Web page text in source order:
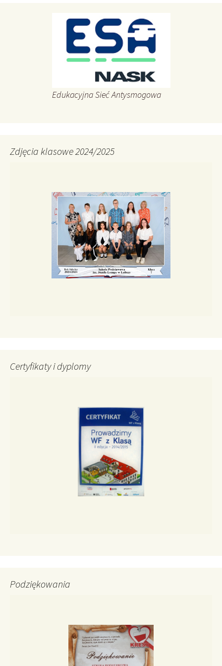
Edukacyjna Sieć Antysmogowa
Zdjęcia klasowe 2024/2025
Certyfikaty i dyplomy
Podziękowania